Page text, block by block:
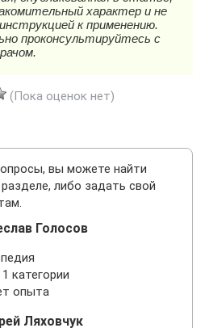
(Пока оценок нет)
вы можете найти
либо задать свой
Голосов
категории
опыта
Ляховчук